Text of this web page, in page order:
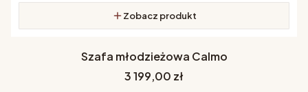
Zobacz produkt
Szafa młodzieżowa Calmo
Cena
3 199,00 zł